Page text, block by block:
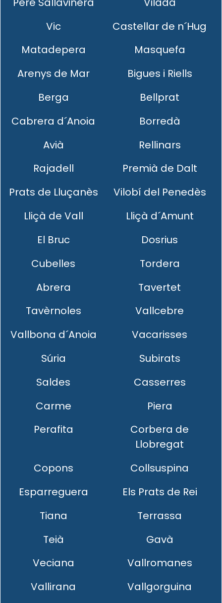
Vic
Castellar de n´Hug
Matadepera
Masquefa
Arenys de Mar
Bigues i Riells
Berga
Bellprat
Cabrera d´Anoia
Borredà
Avià
Rellinars
Rajadell
Premià de Dalt
Prats de Lluçanès
Vilobí del Penedès
Lliçà de Vall
Lliçà d´Amunt
El Bruc
Dosrius
Cubelles
Tordera
Abrera
Tavertet
Tavèrnoles
Vallcebre
Vallbona d´Anoia
Vacarisses
Súria
Subirats
Saldes
Casserres
Carme
Piera
Perafita
Corbera de
Llobregat
Copons
Collsuspina
Esparreguera
Els Prats de Rei
Tiana
Terrassa
Teià
Gavà
Veciana
Vallromanes
Vallirana
Vallgorguina